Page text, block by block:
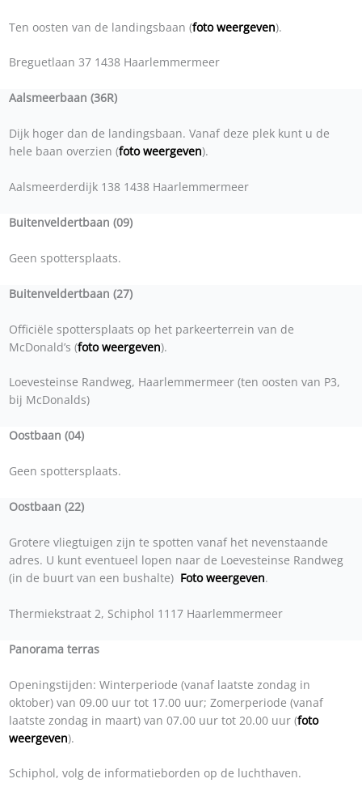
Ten oosten van de landingsbaan (foto weergeven).
Breguetlaan 37 1438 Haarlemmermeer
Aalsmeerbaan (36R)
Dijk hoger dan de landingsbaan. Vanaf deze plek kunt u de
hele baan overzien (foto weergeven).
Aalsmeerderdijk 138 1438 Haarlemmermeer
Buitenveldertbaan (09)
Geen spottersplaats.
Buitenveldertbaan (27)
Officiële spottersplaats op het parkeerterrein van de
McDonald’s (foto weergeven).
Loevesteinse Randweg, Haarlemmermeer (ten oosten van P3,
bij McDonalds)
Oostbaan (04)
Geen spottersplaats.
Oostbaan (22)
Grotere vliegtuigen zijn te spotten vanaf het nevenstaande
adres. U kunt eventueel lopen naar de Loevesteinse Randweg
(in de buurt van een bushalte) Foto weergeven.
Thermiekstraat 2, Schiphol 1117 Haarlemmermeer
Panorama terras
Openingstijden: Winterperiode (vanaf laatste zondag in
oktober) van 09.00 uur tot 17.00 uur; Zomerperiode (vanaf
laatste zondag in maart) van 07.00 uur tot 20.00 uur (foto
weergeven).
Schiphol, volg de informatieborden op de luchthaven.